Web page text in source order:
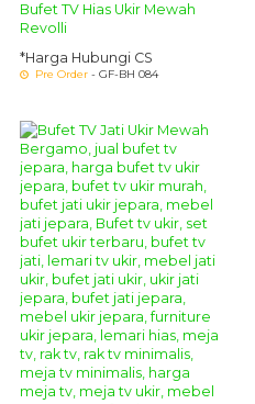
Bufet TV Hias Ukir Mewah
Revolli
*Harga Hubungi CS
Pre Order - GF-BH 084